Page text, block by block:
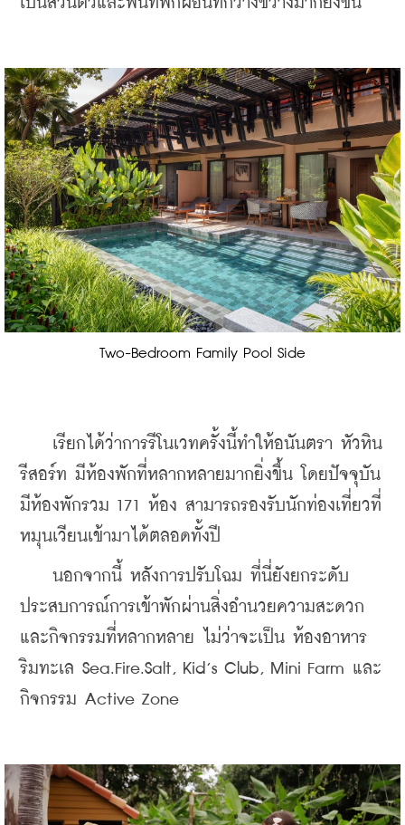
Two-Bedroom Family Pool Side
เรียกได้ว่าการรีโนเวทครั้งนี้ทำให้อนันตรา หัวหิน
รีสอร์ท มีห้องพักที่หลากหลายมากยิ่งขึ้น โดยปัจจุบัน
มีห้องพักรวม 171 ห้อง สามารถรองรับนักท่องเที่ยวที่
หมุนเวียนเข้ามาได้ตลอดทั้งปี
นอกจากนี้ หลังการปรับโฉม ที่นี่ยังยกระดับ
ประสบการณ์การเข้าพักผ่านสิ่งอำนวยความสะดวก
และกิจกรรมที่หลากหลาย ไม่ว่าจะเป็น ห้องอาหาร
ริมทะเล Sea.Fire.Salt, Kid’s Club, Mini Farm และ
กิจกรรม Active Zone